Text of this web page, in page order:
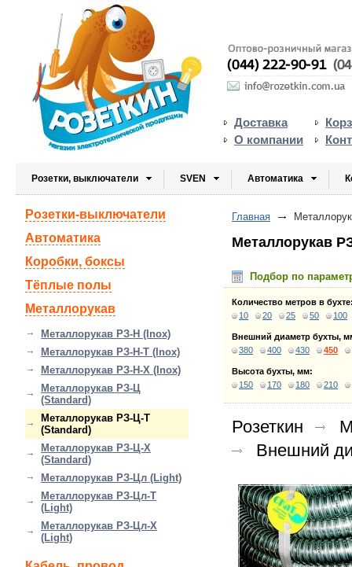
Доставка
О компании
Розетки, выключатели SVEN Автоматика
Главная
Металлорукав
Подбор по
Количество метров в
10
20 25 50 100
Внешний диаметр бухты,
380
400 430 450
Высота бухты, мм:
150
170 180 210
Розеткин
Внешний
Розетки-выключатели
Автоматика
Коробки, боксы
Тёплые полы
Металлорукав
Металлорукав РЗ-Н (Inox)
Металлорукав РЗ-Н-Т (Inox)
Металлорукав РЗ-Н-Х (Inox)
Металлорукав РЗ-Ц
(Standard)
Металлорукав РЗ-Ц-Т
(Standard)
Металлорукав РЗ-Ц-Х
(Standard)
Металлорукав РЗ-Цл (Light)
Металлорукав РЗ-Цл-Т
(Light)
Металлорукав РЗ-Цл-Х
(Light)